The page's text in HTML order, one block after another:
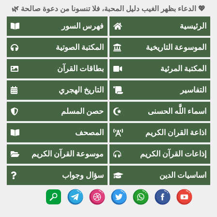
💖 الدعاء بظهر الغيب دليل المحبة، فلا تنسونا من دعوة صالحة 🌿
الرئيسية فهرس السور
الموسوعة التاريخية المكتبة الصوتية
المكتبة المرئية بطاقات القرآن
التفاسير التاريخ الهجري
اسماء اللَّٰه الحسنى حصن المسلم
اذاعة القران الكريم المصحف
إذاعات القرآن الكريم موسوعة القرآن الكريم
اساسيات الدين سؤال وجواب